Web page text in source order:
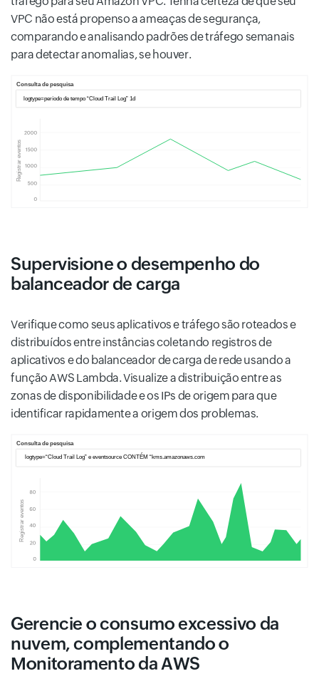
VPC não está propenso a ameaças de segurança,
comparando e analisando padrões de tráfego semanais
para detectar anomalias, se houver.
Supervisione o desempenho do
balanceador de carga
Verifique como seus aplicativos e tráfego são roteados e
distribuídos entre instâncias coletando registros de
aplicativos e do balanceador de carga de rede usando a
função AWS Lambda. Visualize a distribuição entre as
zonas de disponibilidade e os IPs de origem para que
identificar rapidamente a origem dos problemas.
Gerencie o consumo excessivo da
nuvem, complementando o
Monitoramento da AWS